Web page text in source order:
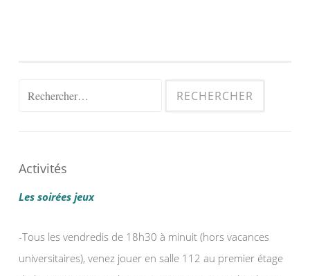
Rechercher :
Activités
Les soirées jeux
-Tous les vendredis de 18h30 à minuit (hors vacances
universitaires), venez jouer en salle 112 au premier étage